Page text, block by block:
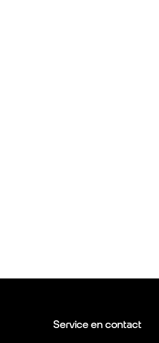
Service en contact